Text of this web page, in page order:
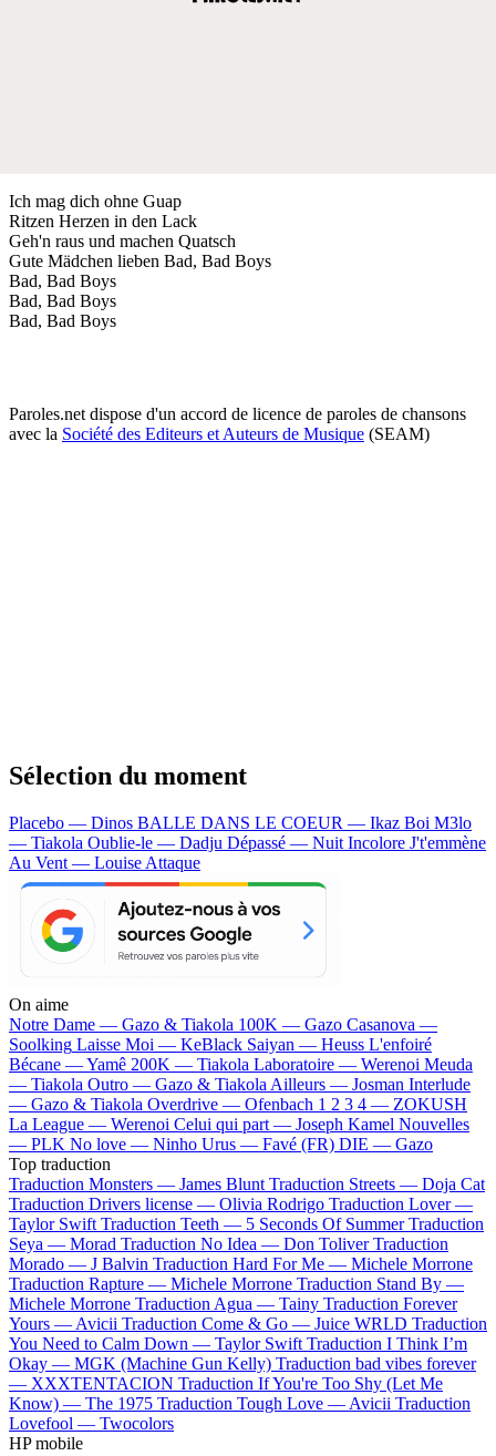
Ich mag dich ohne Guap
Ritzen Herzen in den Lack
Geh'n raus und machen Quatsch
Gute Mädchen lieben Bad, Bad Boys
Bad, Bad Boys
Bad, Bad Boys
Bad, Bad Boys
Paroles.net dispose d'un accord de licence de paroles de chansons
avec la Société des Editeurs et Auteurs de Musique (SEAM)
Sélection du moment
Placebo — Dinos BALLE DANS LE COEUR — Ikaz Boi M3lo
— Tiakola Oublie-le — Dadju Dépassé — Nuit Incolore J't'emmène
Au Vent — Louise Attaque
On aime
Notre Dame — Gazo & Tiakola 100K — Gazo Casanova —
Soolking Laisse Moi — KeBlack Saiyan — Heuss L'enfoiré
Bécane —Yamê 200K — Tiakola Laboratoire — Werenoi Meuda
— Tiakola Outro — Gazo & Tiakola Ailleurs — Josman Interlude
— Gazo & Tiakola Overdrive — Ofenbach 1 2 3 4 — ZOKUSH
La League — Werenoi Celui qui part — Joseph Kamel Nouvelles
— PLK No love — Ninho Urus — Favé (FR) DIE — Gazo
Top traduction
Traduction Monsters — James Blunt Traduction Streets — Doja Cat
Traduction Drivers license — Olivia Rodrigo Traduction Lover —
Taylor Swift Traduction Teeth — 5 Seconds Of Summer Traduction
Seya — Morad Traduction No Idea — Don Toliver Traduction
Morado — J Balvin Traduction Hard For Me — Michele Morrone
Traduction Rapture — Michele Morrone Traduction Stand By —
Michele Morrone Traduction Agua — Tainy Traduction Forever
Yours — Avicii Traduction Come & Go — Juice WRLD Traduction
You Need to Calm Down — Taylor Swift Traduction I Think I’m
Okay — MGK (Machine Gun Kelly) Traduction bad vibes forever
— XXXTENTACION Traduction If You're Too Shy (Let Me
Know) — The 1975 Traduction Tough Love — Avicii Traduction
Lovefool — Twocolors
HP mobile